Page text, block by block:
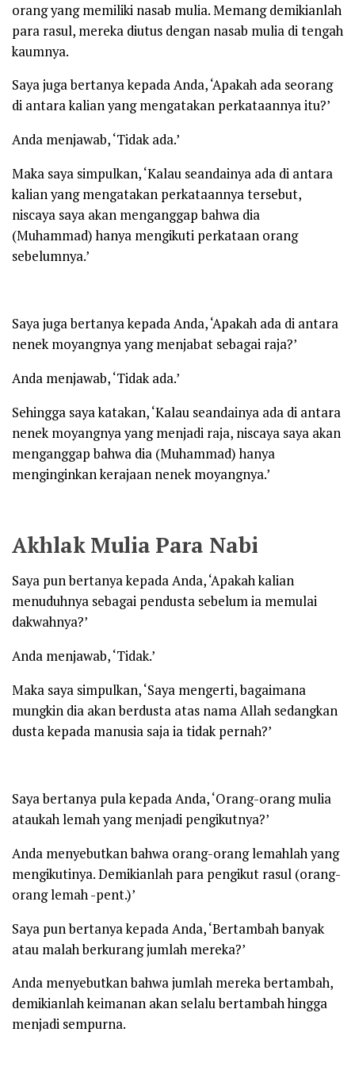
orang yang memiliki nasab mulia. Memang demikianlah
para rasul, mereka diutus dengan nasab mulia di tengah
kaumnya.
Saya juga bertanya kepada Anda, ‘Apakah ada seorang
di antara kalian yang mengatakan perkataannya itu?’
Anda menjawab, ‘Tidak ada.’
Maka saya simpulkan, ‘Kalau seandainya ada di antara
kalian yang mengatakan perkataannya tersebut,
niscaya saya akan menganggap bahwa dia
(Muhammad) hanya mengikuti perkataan orang
sebelumnya.’
Saya juga bertanya kepada Anda, ‘Apakah ada di antara
nenek moyangnya yang menjabat sebagai raja?’
Anda menjawab, ‘Tidak ada.’
Sehingga saya katakan, ‘Kalau seandainya ada di antara
nenek moyangnya yang menjadi raja, niscaya saya akan
menganggap bahwa dia (Muhammad) hanya
menginginkan kerajaan nenek moyangnya.’
Akhlak Mulia Para Nabi
Saya pun bertanya kepada Anda, ‘Apakah kalian
menuduhnya sebagai pendusta sebelum ia memulai
dakwahnya?’
Anda menjawab, ‘Tidak.’
Maka saya simpulkan, ‘Saya mengerti, bagaimana
mungkin dia akan berdusta atas nama Allah sedangkan
dusta kepada manusia saja ia tidak pernah?’
Saya bertanya pula kepada Anda, ‘Orang-orang mulia
ataukah lemah yang menjadi pengikutnya?’
Anda menyebutkan bahwa orang-orang lemahlah yang
mengikutinya. Demikianlah para pengikut rasul (orang-
orang lemah -pent.)’
Saya pun bertanya kepada Anda, ‘Bertambah banyak
atau malah berkurang jumlah mereka?’
Anda menyebutkan bahwa jumlah mereka bertambah,
demikianlah keimanan akan selalu bertambah hingga
menjadi sempurna.